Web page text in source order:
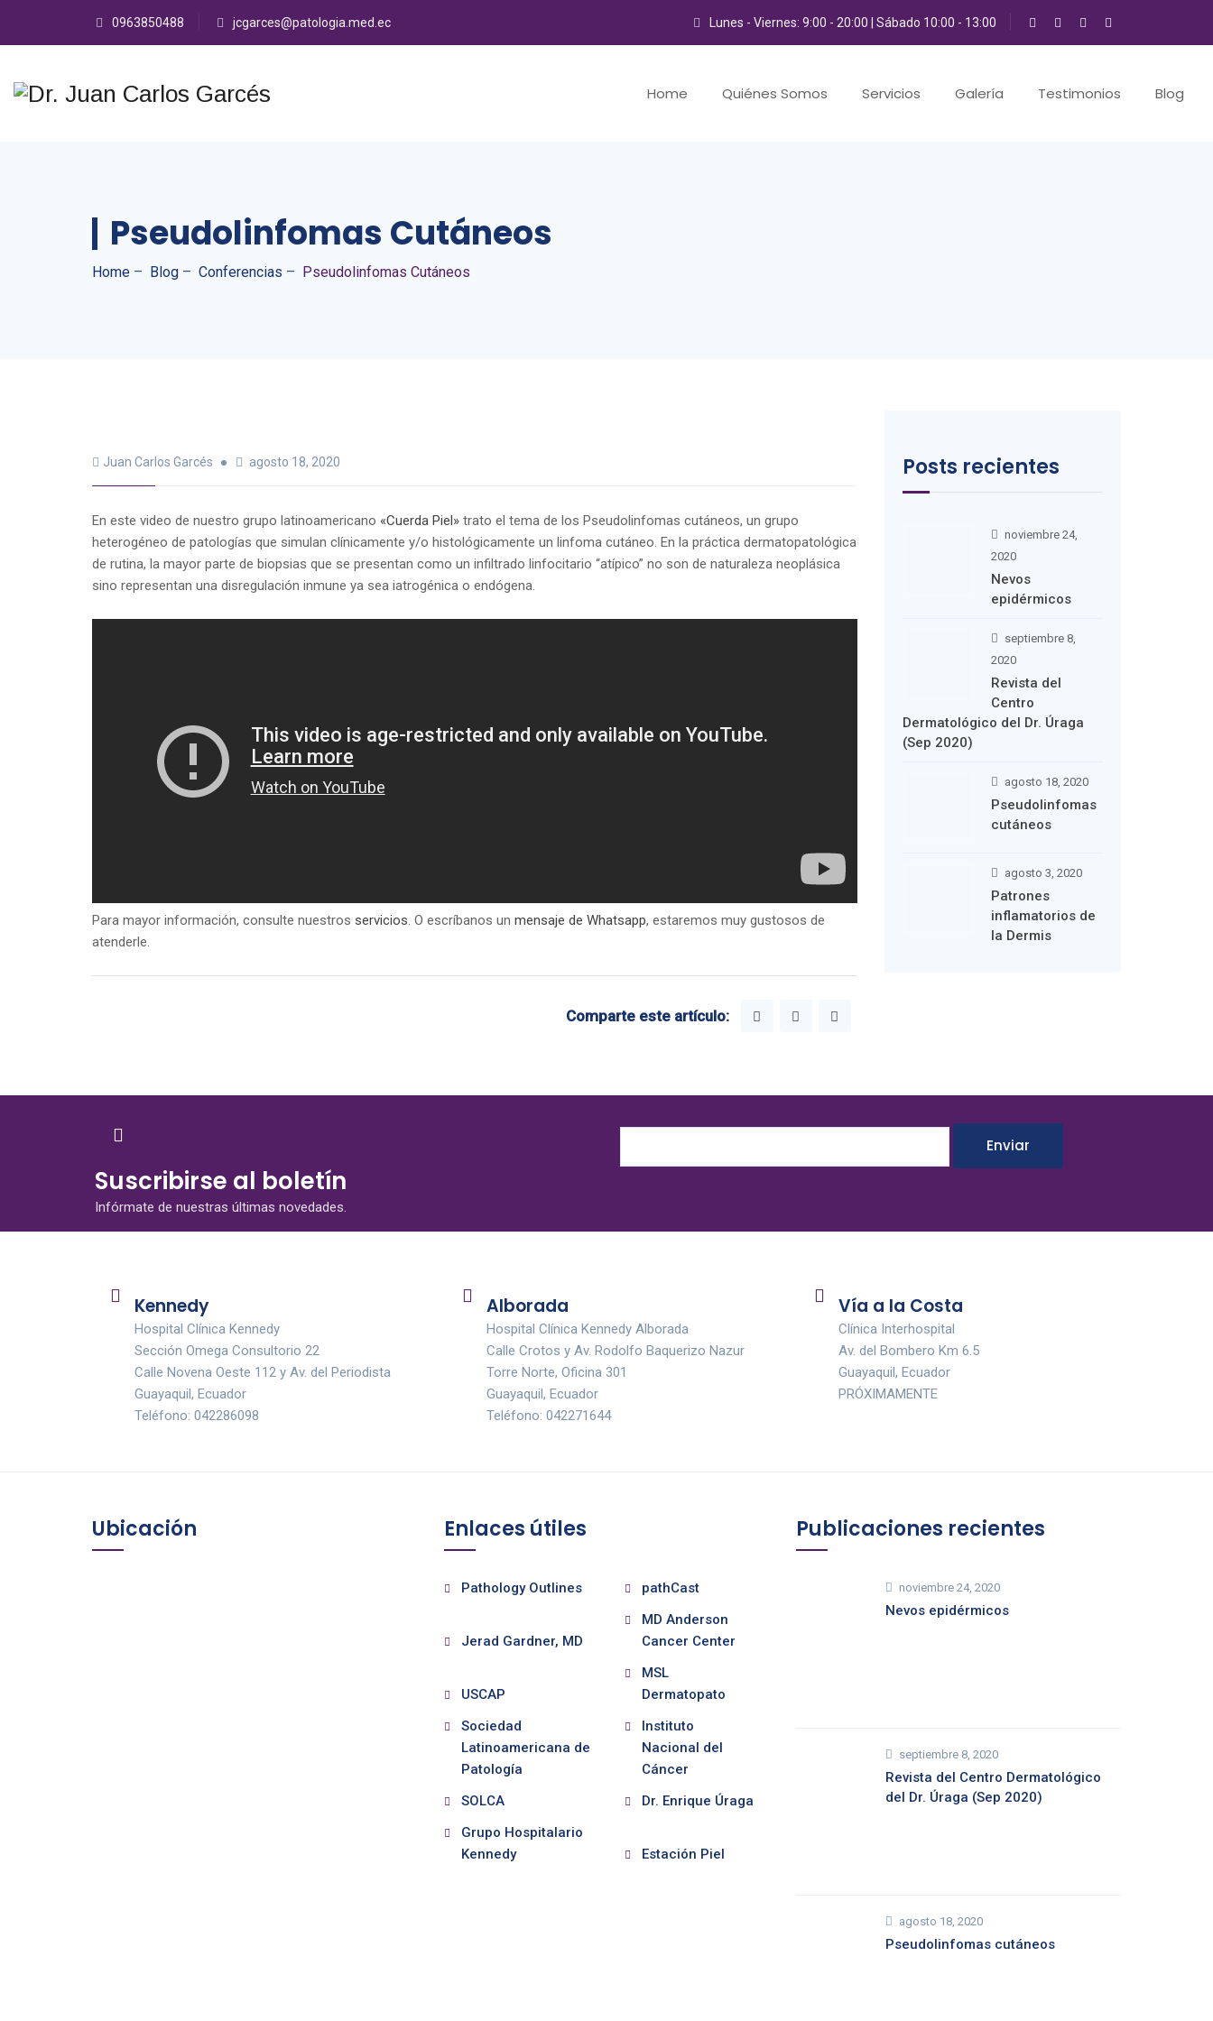
0963850488 jcgarces@patologia.med.ec Lunes - Viernes: 9:00 - 20:00 | Sábado 10:00 - 13:00
Home Quiénes Somos Servicios Galería Testimonios Blog
Pseudolinfomas Cutáneos
Home – Blog – Conferencias – Pseudolinfomas Cutáneos
Juan Carlos Garcés agosto 18, 2020
En este video de nuestro grupo latinoamericano «Cuerda Piel» trato el tema de los Pseudolinfomas cutáneos, un grupo
heterogéneo de patologías que simulan clínicamente y/o histológicamente un linfoma cutáneo. En la práctica dermatopatológica
de rutina, la mayor parte de biopsias que se presentan como un infiltrado linfocitario “atípico” no son de naturaleza neoplásica
sino representan una disregulación inmune ya sea iatrogénica o endógena.
Para mayor información, consulte nuestros servicios. O escríbanos un mensaje de Whatsapp, estaremos muy gustosos de
atenderle.
Comparte este artículo:
Posts recientes
noviembre 24,
2020
Nevos
epidérmicos
septiembre 8,
2020
Revista del
Centro
Dermatológico del Dr. Úraga
(Sep 2020)
agosto 18, 2020
Pseudolinfomas
cutáneos
agosto 3, 2020
Patrones
inflamatorios de
la Dermis
Suscribirse al boletín
Infórmate de nuestras últimas novedades.
Kennedy
Hospital Clínica Kennedy
Sección Omega Consultorio 22
Calle Novena Oeste 112 y Av. del Periodista
Guayaquil, Ecuador
Teléfono: 042286098
Alborada
Hospital Clínica Kennedy Alborada
Calle Crotos y Av. Rodolfo Baquerizo Nazur
Torre Norte, Oficina 301
Guayaquil, Ecuador
Teléfono: 042271644
Vía a la Costa
Clínica Interhospital
Av. del Bombero Km 6.5
Guayaquil, Ecuador
PRÓXIMAMENTE
Ubicación Enlaces útiles
Pathology Outlines pathCast
Jerad Gardner, MD
MD Anderson
Cancer Center
USCAP
MSL
Dermatopato
Sociedad
Latinoamericana de
Patología
Instituto
Nacional del
Cáncer
SOLCA
Dr. Enrique Úraga
Grupo Hospitalario
Kennedy
Estación Piel
Publicaciones recientes
noviembre 24, 2020
Nevos epidérmicos
septiembre 8, 2020
Revista del Centro Dermatológico
del Dr. Úraga (Sep 2020)
agosto 18, 2020
Pseudolinfomas cutáneos